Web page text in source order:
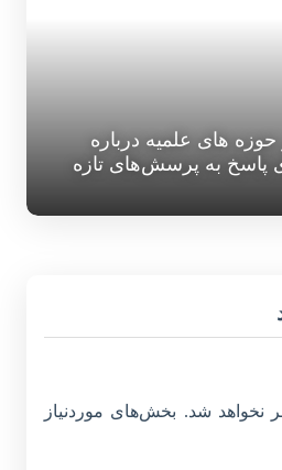
های علمیه درباره
پاسخ به پرسش‌های تازه
نخواهد شد. بخش‌های موردنیاز